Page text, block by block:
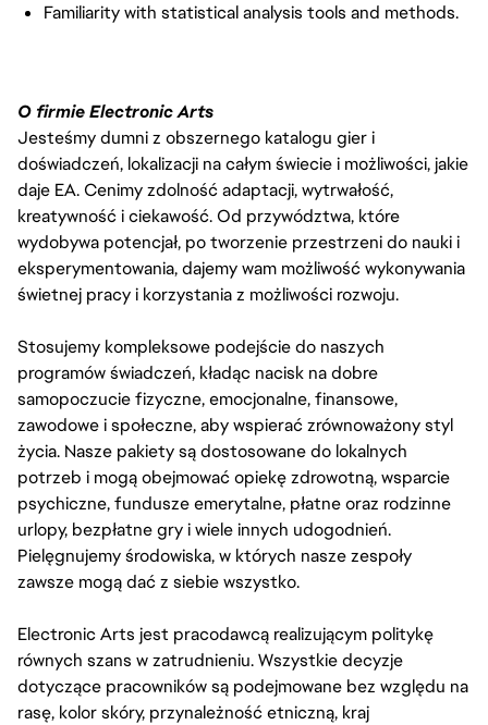
Familiarity with statistical analysis tools and methods.
O firmie Electronic Arts
Jesteśmy dumni z obszernego katalogu gier i
doświadczeń, lokalizacji na całym świecie i możliwości, jakie
daje EA. Cenimy zdolność adaptacji, wytrwałość,
kreatywność i ciekawość. Od przywództwa, które
wydobywa potencjał, po tworzenie przestrzeni do nauki i
eksperymentowania, dajemy wam możliwość wykonywania
świetnej pracy i korzystania z możliwości rozwoju.
Stosujemy kompleksowe podejście do naszych
programów świadczeń, kładąc nacisk na dobre
samopoczucie fizyczne, emocjonalne, finansowe,
zawodowe i społeczne, aby wspierać zrównoważony styl
życia. Nasze pakiety są dostosowane do lokalnych
potrzeb i mogą obejmować opiekę zdrowotną, wsparcie
psychiczne, fundusze emerytalne, płatne oraz rodzinne
urlopy, bezpłatne gry i wiele innych udogodnień.
Pielęgnujemy środowiska, w których nasze zespoły
zawsze mogą dać z siebie wszystko.
Electronic Arts jest pracodawcą realizującym politykę
równych szans w zatrudnieniu. Wszystkie decyzje
dotyczące pracowników są podejmowane bez względu na
rasę, kolor skóry, przynależność etniczną, kraj